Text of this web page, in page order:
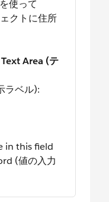
使って
クトに住所
Text Area (テ
ラベル):
in this field
(値の入力